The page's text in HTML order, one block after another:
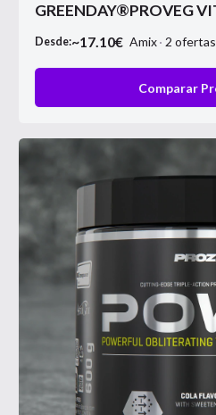
Desde:~17.10€ Amix 2 ofertas
Comparar